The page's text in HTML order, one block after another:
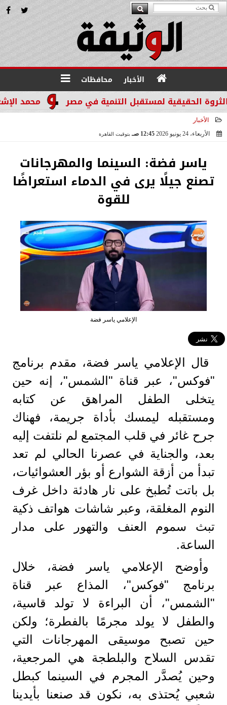
الأخبار محافظات
محمد
الأخبار
الأربعاء، 24 يونيو 2026
12:45 صـ بتوقيت القاهرة
ياسر فضة: السينما والمهرجانات
تصنع جيلًا يرى في الدماء استعراضًا
للقوة
الإعلامي ياسر فضة
قال الإعلامي ياسر فضة، مقدم برنامج
"فوكس"، عبر قناة "الشمس"، إنه حين
يتخلى الطفل المراهق عن كتابه
ومستقبله ليمسك بأداة جريمة، فهناك
جرح غائر في قلب المجتمع لم نلتفت إليه
بعد، والجناية في عصرنا الحالي لم تعد
تبدأ من أزقة الشوارع أو بؤر العشوائيات،
بل باتت تُطبخ على نار هادئة داخل غرف
النوم المغلقة، وعبر شاشات هواتف ذكية
تبث سموم العنف والتهور على مدار
الساعة.
وأوضح الإعلامي ياسر فضة، خلال
برنامج "فوكس"، المذاع عبر قناة
"الشمس"، أن البراءة لا تولد قاسية،
والطفل لا يولد مجرمًا بالفطرة؛ ولكن
حين تصبح موسيقى المهرجانات التي
تقدس السلاح والبلطجة هي المرجعية،
وحين يُصدَّر المجرم في السينما كبطل
شعبي يُحتذى به، نكون قد صنعنا بأيدينا